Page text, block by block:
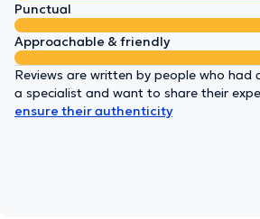
Punctual
Approachable & friendly
Reviews are written by people who
a specialist and want to share their
ensure their authenticity